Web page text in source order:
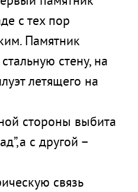
с тех пор
Памятник
стену, на
летящего на
стороны выбита
с другой –
связь